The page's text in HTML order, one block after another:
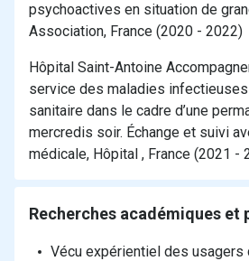
psychoactives en situation de
Association, France (2020 - 2022)
Hôpital Saint-Antoine
service des maladies
sanitaire dans le cadre d’une
mercredis soir. Échange et suivi
médicale, Hôpital , France (2021 -
Recherches académiques et
Vécu expérientiel des usagers